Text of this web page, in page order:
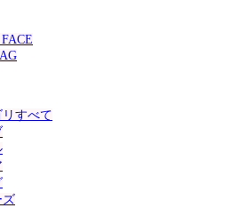
すべて
ズ